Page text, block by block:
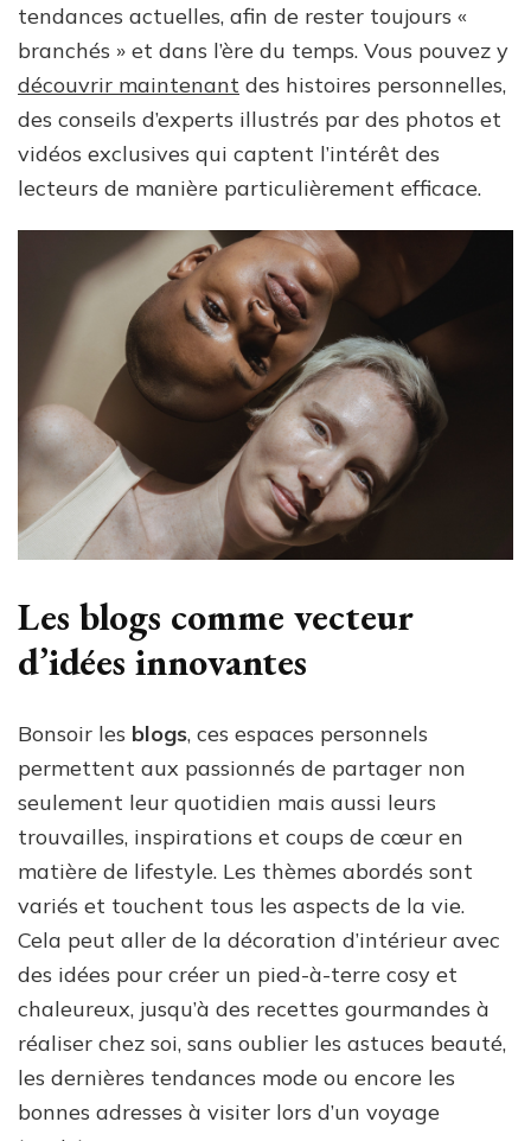
tendances actuelles, afin de rester toujours «
branchés » et dans l’ère du temps. Vous pouvez y
découvrir maintenant des histoires personnelles,
des conseils d’experts illustrés par des photos et
vidéos exclusives qui captent l’intérêt des
lecteurs de manière particulièrement efficace.
Les blogs comme vecteur
d’idées innovantes
Bonsoir les blogs, ces espaces personnels
permettent aux passionnés de partager non
seulement leur quotidien mais aussi leurs
trouvailles, inspirations et coups de cœur en
matière de lifestyle. Les thèmes abordés sont
variés et touchent tous les aspects de la vie.
Cela peut aller de la décoration d’intérieur avec
des idées pour créer un pied-à-terre cosy et
chaleureux, jusqu’à des recettes gourmandes à
réaliser chez soi, sans oublier les astuces beauté,
les dernières tendances mode ou encore les
bonnes adresses à visiter lors d’un voyage